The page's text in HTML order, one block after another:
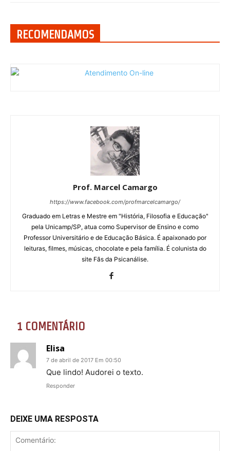
RECOMENDAMOS
Prof. Marcel Camargo
https://www.facebook.com/profmarcelcamargo/
Graduado em Letras e Mestre em "História, Filosofia e Educação"
pela Unicamp/SP, atua como Supervisor de Ensino e como
Professor Universitário e de Educação Básica. É apaixonado por
leituras, filmes, músicas, chocolate e pela família. É colunista do
site Fãs da Psicanálise.
1 COMENTÁRIO
Elisa
7 de abril de 2017 Em 00:50
Que lindo! Audorei o texto.
Responder
DEIXE UMA RESPOSTA